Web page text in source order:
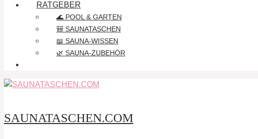
RATGEBER
🌊 POOL & GARTEN
🎒 SAUNATASCHEN
📖 SAUNA-WISSEN
🌿 SAUNA-ZUBEHÖR
SAUNATASCHEN.COM